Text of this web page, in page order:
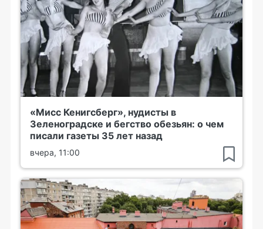
«Мисс Кенигсберг», нудисты в
Зеленоградске и бегство обезьян: о чем
писали газеты 35 лет назад
вчера, 11:00